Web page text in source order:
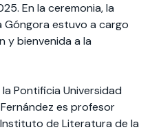
En la ceremonia, la
Góngora estuvo a cargo
y bienvenida a la
Pontificia Universidad
es profesor
de Literatura de la